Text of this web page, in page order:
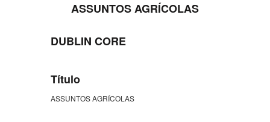
ASSUNTOS AGRÍCOLAS
DUBLIN CORE
Título
ASSUNTOS AGRÍCOLAS